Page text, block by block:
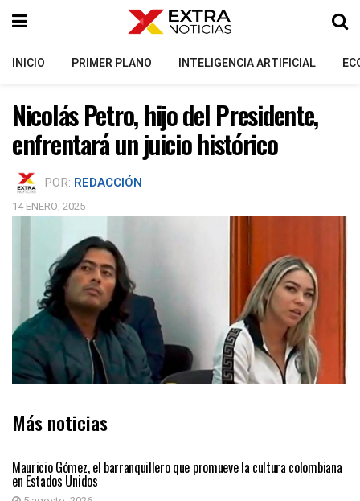
INICIO PRIMER PLANO INTELIGENCIA ARTIFICIAL
Nicolás Petro, hijo del Presidente,
enfrentará un juicio histórico
POR: REDACCIÓN
14 ENERO, 2025
Más noticias
Mauricio Gómez, el barranquillero que promueve la cultura colombiana
en Estados Unidos